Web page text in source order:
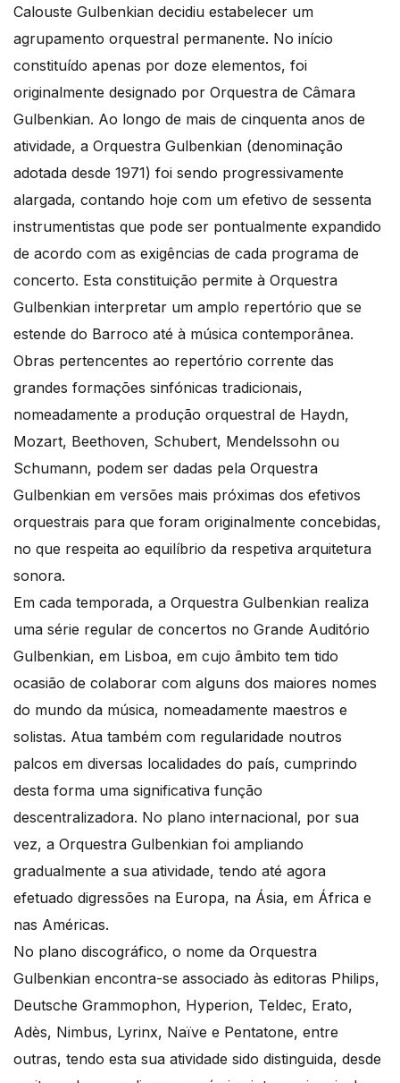
Calouste Gulbenkian decidiu estabelecer um
agrupamento orquestral permanente. No início
constituído apenas por doze elementos, foi
originalmente designado por Orquestra de Câmara
Gulbenkian. Ao longo de mais de cinquenta anos de
atividade, a Orquestra Gulbenkian (denominação
adotada desde 1971) foi sendo progressivamente
alargada, contando hoje com um efetivo de sessenta
instrumentistas que pode ser pontualmente expandido
de acordo com as exigências de cada programa de
concerto. Esta constituição permite à Orquestra
Gulbenkian interpretar um amplo repertório que se
estende do Barroco até à música contemporânea.
Obras pertencentes ao repertório corrente das
grandes formações sinfónicas tradicionais,
nomeadamente a produção orquestral de Haydn,
Mozart, Beethoven, Schubert, Mendelssohn ou
Schumann, podem ser dadas pela Orquestra
Gulbenkian em versões mais próximas dos efetivos
orquestrais para que foram originalmente concebidas,
no que respeita ao equilíbrio da respetiva arquitetura
sonora.
Em cada temporada, a Orquestra Gulbenkian realiza
uma série regular de concertos no Grande Auditório
Gulbenkian, em Lisboa, em cujo âmbito tem tido
ocasião de colaborar com alguns dos maiores nomes
do mundo da música, nomeadamente maestros e
solistas. Atua também com regularidade noutros
palcos em diversas localidades do país, cumprindo
desta forma uma significativa função
descentralizadora. No plano internacional, por sua
vez, a Orquestra Gulbenkian foi ampliando
gradualmente a sua atividade, tendo até agora
efetuado digressões na Europa, na Ásia, em África e
nas Américas.
No plano discográfico, o nome da Orquestra
Gulbenkian encontra-se associado às editoras Philips,
Deutsche Grammophon, Hyperion, Teldec, Erato,
Adès, Nimbus, Lyrinx, Naïve e Pentatone, entre
outras, tendo esta sua atividade sido distinguida, desde